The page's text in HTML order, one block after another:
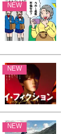
NEW
NEW
NEW